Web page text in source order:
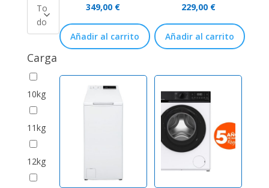
To
do
Carga
10kg
11kg
12kg
349,00 €
Añadir al carrito
229,00 €
Añadir al carrito